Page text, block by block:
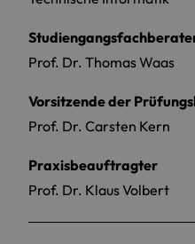
Prof. Dr. Thomas Waas
Vorsitzende der
Prof. Dr. Carsten Kern
Praxisbeauftragter
Prof. Dr. Klaus Volbert